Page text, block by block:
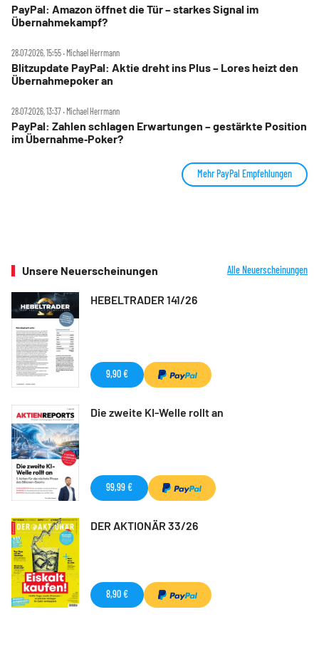
PayPal: Amazon öffnet die Tür – starkes Signal im
Übernahmekampf?
28.07.2026, 15:55 ‧ Michael Herrmann
Blitzupdate PayPal: Aktie dreht ins Plus – Lores heizt den
Übernahmepoker an
28.07.2026, 13:37 ‧ Michael Herrmann
PayPal: Zahlen schlagen Erwartungen – gestärkte Position
im Übernahme‑Poker?
Mehr PayPal Empfehlungen
Unsere Neuerscheinungen Alle Neuerscheinungen
HEBELTRADER 141/26
9,90 €
Die zweite KI-Welle rollt an
99,99 €
DER AKTIONÄR 33/26
8,90 €